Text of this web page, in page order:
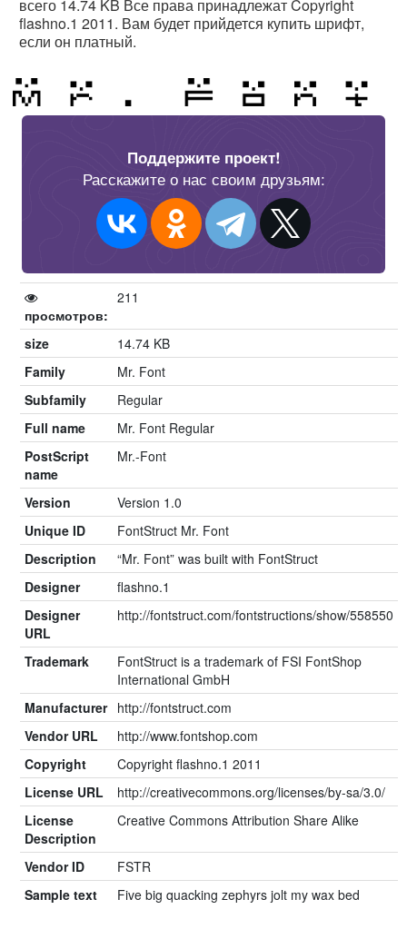
всего 14.74 KB Все права принадлежат Copyright
flashno.1 2011. Вам будет прийдется купить шрифт,
если он платный.
Поддержите проект!
Расскажите о нас своим друзьям:
просмотров:
211
size
14.74 KB
Family
Mr. Font
Subfamily
Regular
Full name
Mr. Font Regular
PostScript
name
Mr.-Font
Version
Version 1.0
Unique ID
FontStruct Mr. Font
Description
“Mr. Font” was built with FontStruct
Designer
flashno.1
Designer
URL
http://fontstruct.com/fontstructions/show/558550
Trademark
FontStruct is a trademark of FSI FontShop
International GmbH
Manufacturer http://fontstruct.com
Vendor URL
http://www.fontshop.com
Copyright
Copyright flashno.1 2011
License URL
http://creativecommons.org/licenses/by-sa/3.0/
License
Description
Creative Commons Attribution Share Alike
Vendor ID
FSTR
Sample text
Five big quacking zephyrs jolt my wax bed